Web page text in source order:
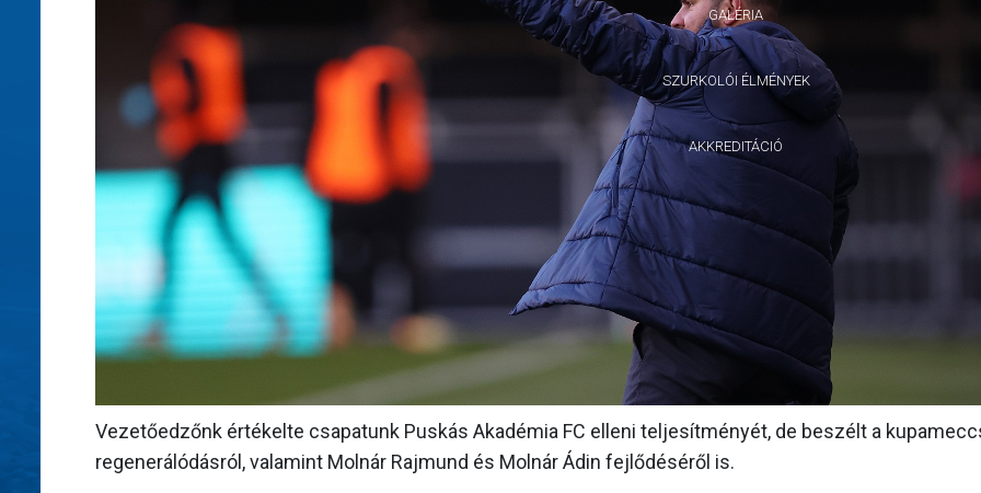
GALÉRIA
SZURKOLÓI ÉLMÉNYEK
AKKREDITÁCIÓ
Vezetőedzőnk értékelte csapatunk Puskás Akadémia FC elleni teljesítményét, de beszélt a
regenerálódásról, valamint Molnár Rajmund és Molnár Ádin fejlődéséről is.